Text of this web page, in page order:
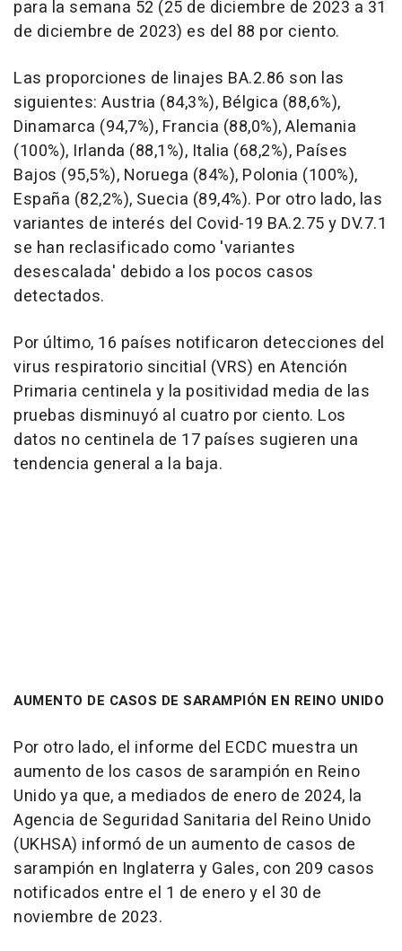
para la semana 52 (25 de diciembre de 2023 a 31
de diciembre de 2023) es del 88 por ciento.
Las proporciones de linajes BA.2.86 son las
siguientes: Austria (84,3%), Bélgica (88,6%),
Dinamarca (94,7%), Francia (88,0%), Alemania
(100%), Irlanda (88,1%), Italia (68,2%), Países
Bajos (95,5%), Noruega (84%), Polonia (100%),
España (82,2%), Suecia (89,4%). Por otro lado, las
variantes de interés del Covid-19 BA.2.75 y DV.7.1
se han reclasificado como 'variantes
desescalada' debido a los pocos casos
detectados.
Por último, 16 países notificaron detecciones del
virus respiratorio sincitial (VRS) en Atención
Primaria centinela y la positividad media de las
pruebas disminuyó al cuatro por ciento. Los
datos no centinela de 17 países sugieren una
tendencia general a la baja.
AUMENTO DE CASOS DE SARAMPIÓN EN REINO UNIDO
Por otro lado, el informe del ECDC muestra un
aumento de los casos de sarampión en Reino
Unido ya que, a mediados de enero de 2024, la
Agencia de Seguridad Sanitaria del Reino Unido
(UKHSA) informó de un aumento de casos de
sarampión en Inglaterra y Gales, con 209 casos
notificados entre el 1 de enero y el 30 de
noviembre de 2023.